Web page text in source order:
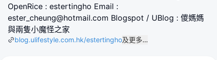
OpenRice : estertingho Email :
ester_cheung@hotmail.com Blogspot / UBlog : 儍媽媽
與兩隻小魔怪之家
blog.ulifestyle.com.hk/estertingho及更多…